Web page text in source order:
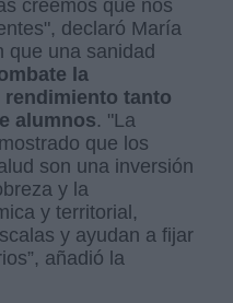
creemos que nos
declaró María
que una sanidad
la
tanto
alumnos. "La
que los
son una inversión
y la
y territorial,
y ayudan a fijar
añadió la